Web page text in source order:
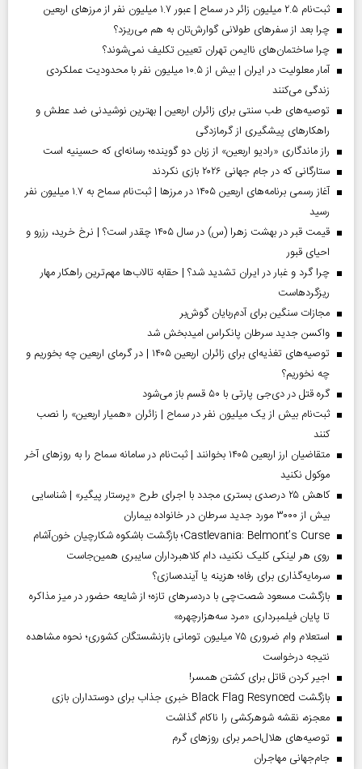
ثبت‌نام ۲.۵ میلیون زائر در سماح | عبور ۱.۷ میلیون نفر از مرز‌های اربعین
چرا بعد از سفرهای طولانی گوارش‌تان به هم می‌ریزد؟
چرا ساختمان‌های ناایمن تهران تعیین تکلیف نمی‌شوند؟
آمار معلولیت در ایران | بیش از ۱۰.۵ میلیون نفر با محدودیت عملکردی
زندگی می‌کنند
توصیه‌های طب سنتی برای زائران اربعین | بهترین نوشیدنی ضد عطش و
راهکارهای پیشگیری از گرمازدگی
راز ماندگاری «رادیو اربعین» از زبان دو گوینده؛ رسانه‌ای که حسینیه است
ستارگانی که در جام جهانی ۲۰۲۶ بازی نکردند
آغاز رسمی برنامه‌های اربعین ۱۴۰۵ در مرز‌ها | ثبت‌نام سماح به ۱.۷ میلیون نفر
رسید
قیمت قبر در بهشت زهرا (س) در سال ۱۴۰۵ چقدر است؟ | نرخ خرید، رزرو و
احیای قبور
چرا گرد و غبار در ایران تشدید شد؟ | حقابه تالاب‌ها مهم‌ترین راهکار مهار
ریزگردهاست
مجازات سنگین برای آدم‌ربایان گوش‌بر
واکسن جدید سرطان پانکراس امیدبخش شد
توصیه‌های تغذیه‌ای برای زائران اربعین ۱۴۰۵ | در گرمای اربعین چه بخوریم و
چه نخوریم؟
گره قتل در دی‌جی پارتی با ۵۰ قسم باز می‌شود
ثبت‌نام بیش از یک میلیون نفر در سماح | زائران «همیار اربعین» را نصب
کنند
متقاضیان ارز اربعین ۱۴۰۵ بخوانند | ثبت‌نام در سامانه سماح را به روز‌های آخر
موکول نکنید
کاهش ۲۵ درصدی بستری مجدد با اجرای طرح «پرستار پیگیر» | شناسایی
بیش از ۳۰۰۰ مورد جدید سرطان در خانواده بیماران
Castlevania: Belmont’s Curse؛ بازگشت باشکوه شکارچیان خون‌آشام
روی هر لینکی کلیک نکنید، دام کلاهبرداران سایبری همین‌جاست
سرمایه‌گذاری برای رفاه؛ هزینه یا آینده‌سازی؟
بازگشت مسعود شصت‌چی با دردسر‌های تازه؛ از شایعه حضور در میز مذاکره
تا پایان فیلمبرداری «مرد سه‌هزارچهره»
استعلام وام ضروری ۷۵ میلیون تومانی بازنشستگان کشوری؛ نحوه مشاهده
نتیجه درخواست
اجیر کردن قاتل برای کشتن همسر!
بازگشت Black Flag Resynced خبری جذاب برای دوستداران بازی
معجزه، نقشه شوهرکشی را ناکام گذاشت
توصیه‌های هلال‌احمر برای روز‌های گرم
جام‌جهانی مهاجران